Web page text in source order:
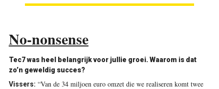
No-nonsense
Tec7 was heel belangrijk voor jullie groei. Waarom is dat
zo’n geweldig succes?
Vissers: “Van de 34 miljoen euro omzet die we realiseren komt twee